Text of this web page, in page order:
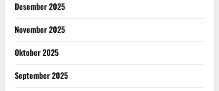
Desember 2025
November 2025
Oktober 2025
September 2025